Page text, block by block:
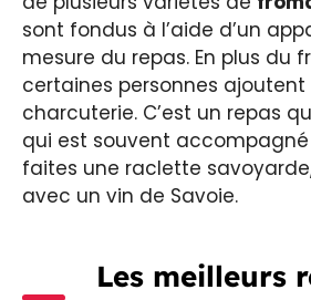
sont fondus à l’aide d’un
mesure du repas. En plus du
certaines personnes ajoutent
charcuterie. C’est un repas
qui est souvent accompagné
faites une raclette
avec un vin de Savoie.
Les meilleurs